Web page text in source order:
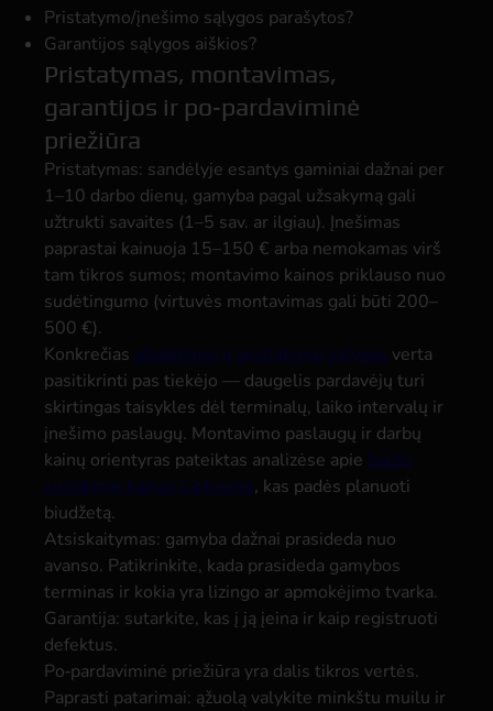
Pristatymo/įnešimo sąlygos parašytos?
Garantijos sąlygos aiškios?
Pristatymas, montavimas,
garantijos ir po‑pardaviminė
priežiūra
Pristatymas: sandėlyje esantys gaminiai dažnai per
1–10 darbo dienų, gamyba pagal užsakymą gali
užtrukti savaites (1–5 sav. ar ilgiau). Įnešimas
paprastai kainuoja 15–150 € arba nemokamas virš
tam tikros sumos; montavimo kainos priklauso nuo
sudėtingumo (virtuvės montavimas gali būti 200–
500 €).
Konkrečias atsiėmimo ir pristatymo sąlygas verta
pasitikrinti pas tiekėjo — daugelis pardavėjų turi
skirtingas taisykles dėl terminalų, laiko intervalų ir
įnešimo paslaugų. Montavimo paslaugų ir darbų
kainų orientyras pateiktas analizėse apie baldų
surinkimo kainas Lietuvoje, kas padės planuoti
biudžetą.
Atsiskaitymas: gamyba dažnai prasideda nuo
avanso. Patikrinkite, kada prasideda gamybos
terminas ir kokia yra lizingo ar apmokėjimo tvarka.
Garantija: sutarkite, kas į ją įeina ir kaip registruoti
defektus.
Po‑pardaviminė priežiūra yra dalis tikros vertės.
Paprasti patarimai: ąžuolą valykite minkštu muilu ir